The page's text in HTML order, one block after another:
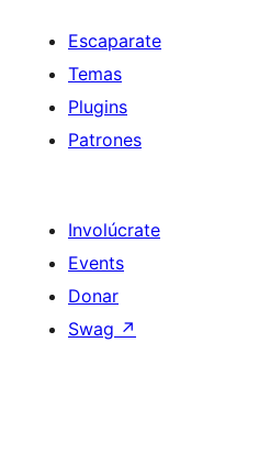
Escaparate
Temas
Plugins
Patrones
Involúcrate
Events
Donar
Swag ↗